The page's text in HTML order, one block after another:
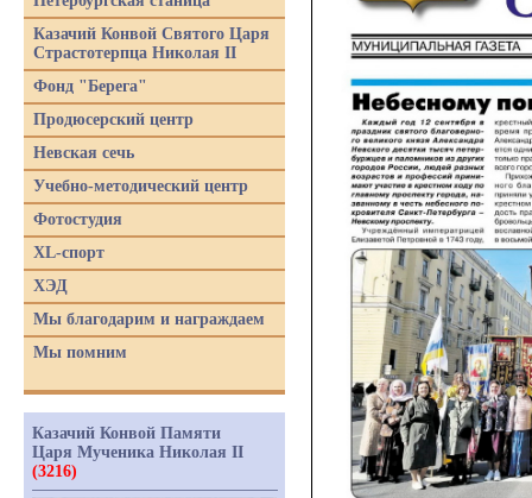
Казачий Конвой Святого Царя
Страстотерпца Николая II
Фонд "Берега"
Продюсерский центр
Невская сечь
Учебно-методический центр
Фотостудия
XL-спорт
ХЭД
Мы благодарим и награждаем
Мы помним
Казачий Конвой Памяти
Царя Мученика Николая II
(3216)